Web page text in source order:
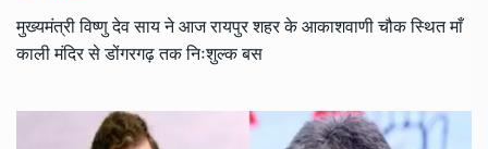
मुख्यमंत्री विष्णु देव साय ने आज रायपुर शहर के आकाशवाणी चौक स्थित माँ
काली मंदिर से डोंगरगढ़ तक निःशुल्क बस